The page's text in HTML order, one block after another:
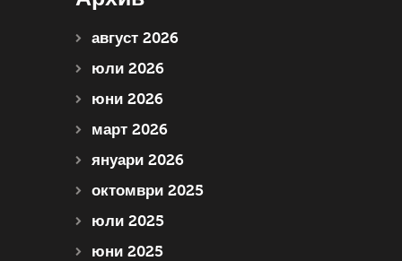
август 2026
юли 2026
юни 2026
март 2026
януари 2026
октомври 2025
юли 2025
юни 2025